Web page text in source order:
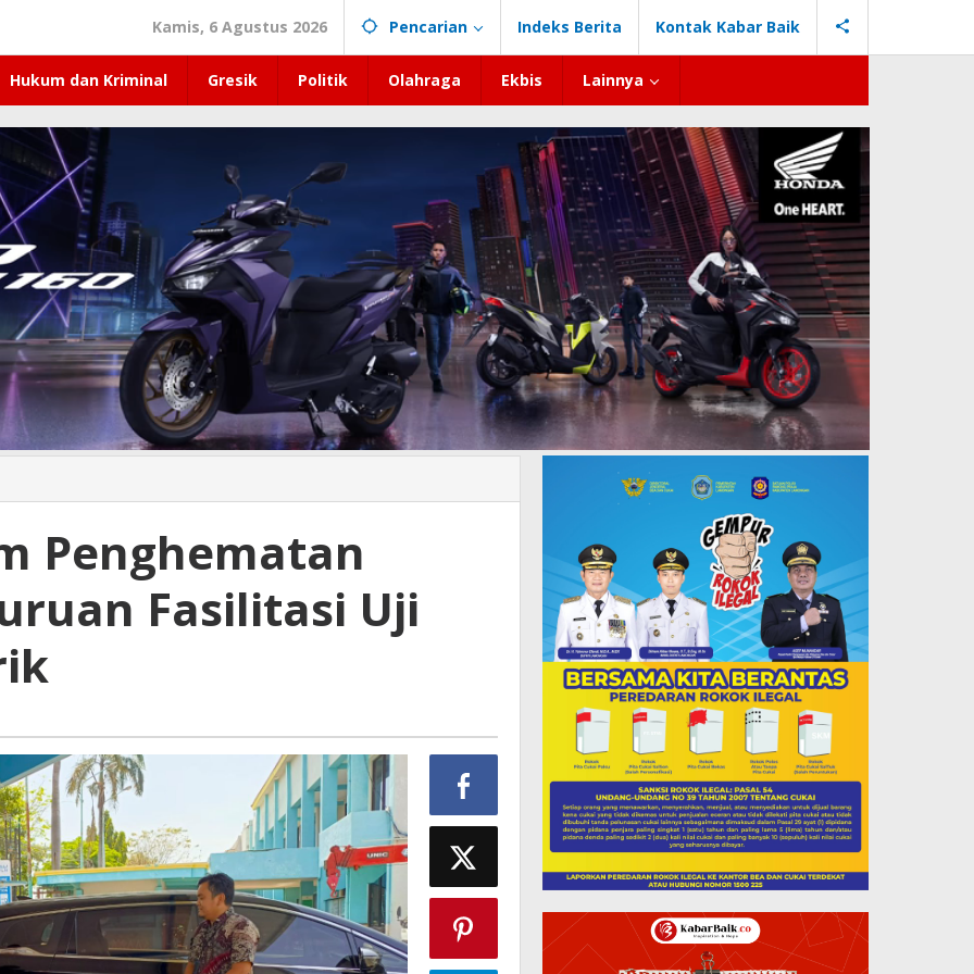
Kamis, 6 Agustus 2026 Pencarian Indeks Berita Kontak Kabar Baik
Hukum dan Kriminal Gresik Politik Olahraga Ekbis Lainnya
Penghematan
Fasilitasi Uji